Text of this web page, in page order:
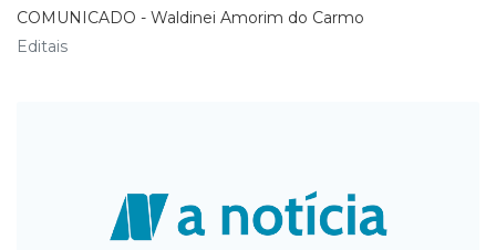
COMUNICADO - Waldinei Amorim do Carmo
Editais